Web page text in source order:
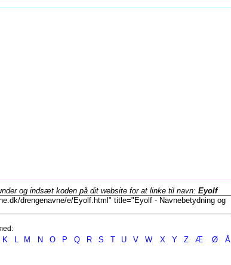
og indsæt koden på dit website for at linke til navn: Eyolf
K L M N O P Q R S T U V W X Y Z Æ Ø Å